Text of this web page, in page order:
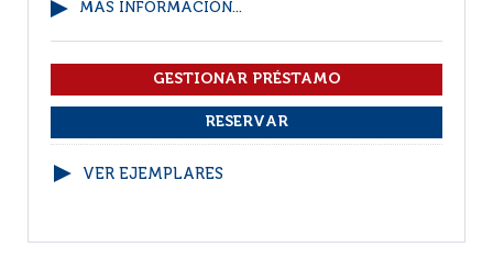
MÁS INFORMACIÓN...
VER EJEMPLARES